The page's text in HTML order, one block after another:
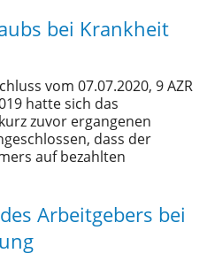
bei Krankheit
vom 07.07.2020, 9 AZR
hatte sich das
zuvor ergangenen
dass der
auf bezahlten
Arbeitgebers bei